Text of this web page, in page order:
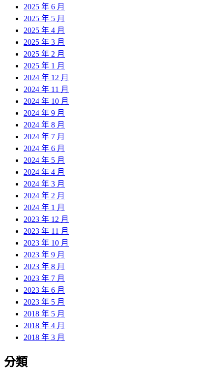
2025 年 6 月
2025 年 5 月
2025 年 4 月
2025 年 3 月
2025 年 2 月
2025 年 1 月
2024 年 12 月
2024 年 11 月
2024 年 10 月
2024 年 9 月
2024 年 8 月
2024 年 7 月
2024 年 6 月
2024 年 5 月
2024 年 4 月
2024 年 3 月
2024 年 2 月
2024 年 1 月
2023 年 12 月
2023 年 11 月
2023 年 10 月
2023 年 9 月
2023 年 8 月
2023 年 7 月
2023 年 6 月
2023 年 5 月
2018 年 5 月
2018 年 4 月
2018 年 3 月
分類